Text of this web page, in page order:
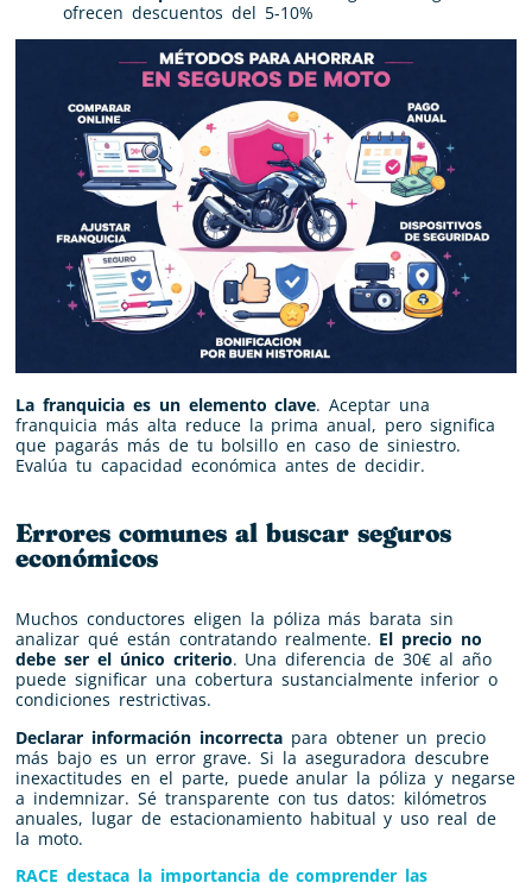
ofrecen descuentos del 5-10%
La franquicia es un elemento clave. Aceptar una
franquicia más alta reduce la prima anual, pero significa
que pagarás más de tu bolsillo en caso de siniestro.
Evalúa tu capacidad económica antes de decidir.
Errores comunes al buscar seguros
económicos
Muchos conductores eligen la póliza más barata sin
analizar qué están contratando realmente. El precio no
debe ser el único criterio. Una diferencia de 30€ al año
puede significar una cobertura sustancialmente inferior o
condiciones restrictivas.
Declarar información incorrectapara obtener un precio
más bajo es un error grave. Si la aseguradora descubre
inexactitudes en el parte, puede anular la póliza y negarse
a indemnizar. Sé transparente con tus datos: kilómetros
anuales, lugar de estacionamiento habitual y uso real de
la moto.
RACE destaca la importancia de comprender las